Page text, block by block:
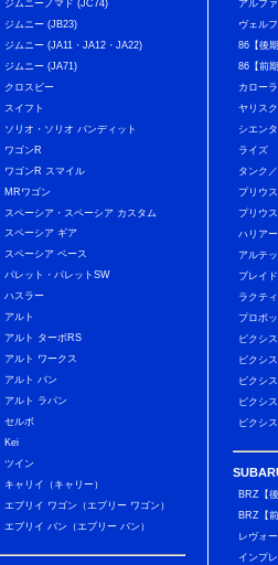
ジムニーノマド (JC74)
ジムニー (JB23)
ジムニー (JA11・JA12・JA22)
ジムニー (JA71)
クロスビー
スイフト
ソリオ・ソリオ バンディット
ワゴンR
ワゴンR スマイル
MRワゴン
スペーシア・スペーシア カスタム
スペーシア ギア
スペーシア ベース
パレット・パレットSW
ハスラー
アルト
アルト ターボRS
アルト ワークス
アルト バン
アルト ラパン
セルボ
Kei
ツイン
キャリイ（キャリー）
エブリイ ワゴン（エブリー ワゴン）
エブリイ バン（エブリー バン）
アルフ
ヴェル
86【後
86【前
カロー
ヤリス
シエンタ
ライズ
タンク
プリウス
プリウ
ハリアー
アルテ
ブレイド
ラクテ
プロボ
ピクシ
ピクシ
ピクシ
ピクシ
ピクシ
BRZ【
BRZ【
レヴォ
インプ